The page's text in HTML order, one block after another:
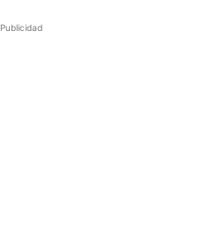
Publicidad